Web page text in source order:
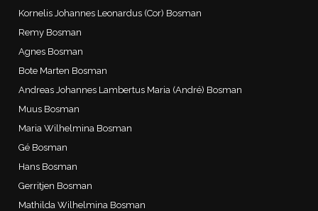
Kornelis Johannes Leonardus (Cor) Bosman
Remy Bosman
Agnes Bosman
Bote Marten Bosman
Andreas Johannes Lambertus Maria (André) Bosman
Muus Bosman
Maria Wilhelmina Bosman
Gé Bosman
Hans Bosman
Gerritjen Bosman
Mathilda Wilhelmina Bosman